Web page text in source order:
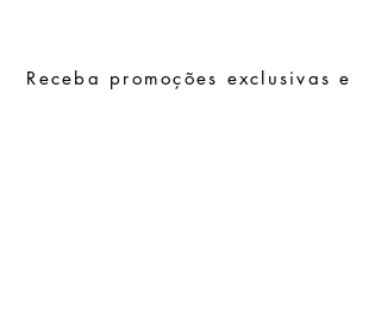
Guarde as suas peças num local seco e
Receba promoções exclusivas e